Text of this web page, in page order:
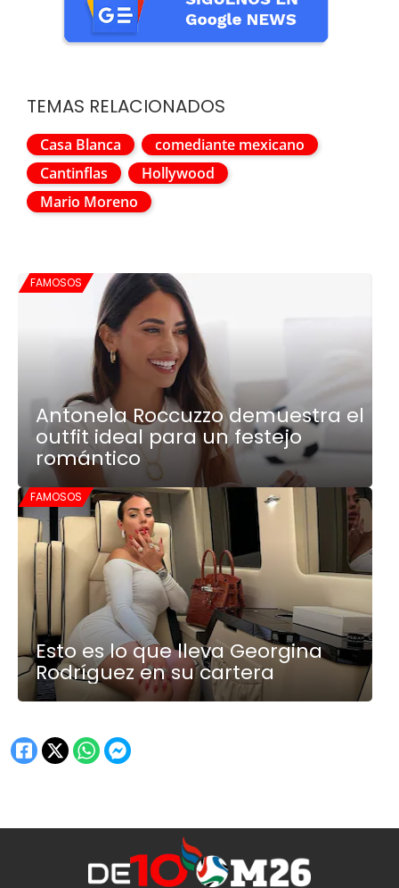
TEMAS RELACIONADOS
Casa Blanca
comediante mexicano
Cantinflas
Hollywood
Mario Moreno
FAMOSOS
Antonela Roccuzzo demuestra el
outfit ideal para un festejo
romántico
FAMOSOS
Esto es lo que lleva Georgina
Rodríguez en su cartera